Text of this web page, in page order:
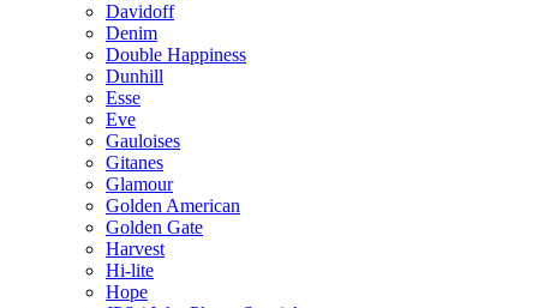
Davidoff
Denim
Double Happiness
Dunhill
Esse
Eve
Gauloises
Gitanes
Glamour
Golden American
Golden Gate
Harvest
Hi-lite
Hope